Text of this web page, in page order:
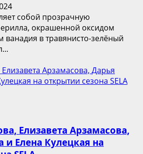
собой прозрачную
окрашенной оксидом
ванадия в травянисто-зелёный
Арзамасова, Дарья
на открытии сезона SELA
Елизавета Арзамасова,
Елена Кулецкая на